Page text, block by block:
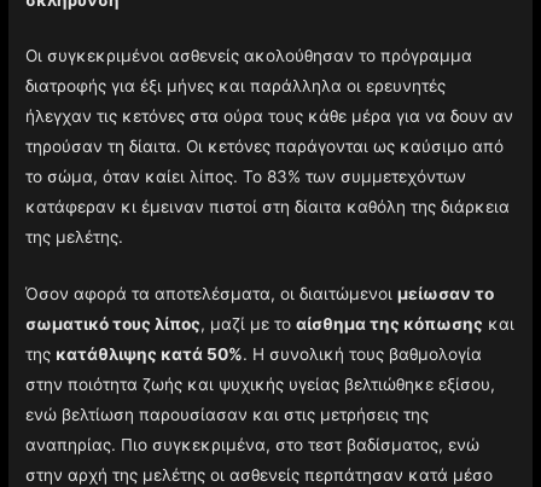
Οι συγκεκριμένοι ασθενείς ακολούθησαν το πρόγραμμα
διατροφής για έξι μήνες και παράλληλα οι ερευνητές
ήλεγχαν τις κετόνες στα ούρα τους κάθε μέρα για να δουν αν
τηρούσαν τη δίαιτα. Οι κετόνες παράγονται ως καύσιμο από
το σώμα, όταν καίει λίπος. Το 83% των συμμετεχόντων
κατάφεραν κι έμειναν πιστοί στη δίαιτα καθόλη της διάρκεια
της μελέτης.
Όσον αφορά τα αποτελέσματα, οι διαιτώμενοιμείωσαν το
σωματικό τους λίπος, μαζί με τοαίσθημα της κόπωσης και
της κατάθλιψης κατά 50%. Η συνολική τους βαθμολογία
στην ποιότητα ζωής και ψυχικής υγείας βελτιώθηκε εξίσου,
ενώ βελτίωση παρουσίασαν και στις μετρήσεις της
αναπηρίας. Πιο συγκεκριμένα, στο τεστ βαδίσματος, ενώ
στην αρχή της μελέτης οι ασθενείς περπάτησαν κατά μέσο